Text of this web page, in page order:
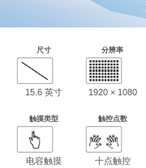
尺寸
15.6 英寸
分辨率
1920 × 1080
触摸类型
电容触摸
触控点数
十点触控